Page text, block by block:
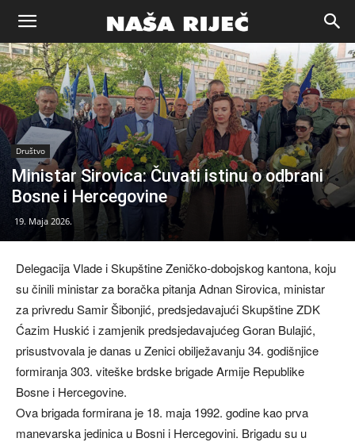
Naša
riječ
Zenica
Društvo
Ministar Sirovica: Čuvati istinu o odbrani
Bosne i Hercegovine
19. Maja 2026.
Delegacija Vlade i Skupštine Zeničko-dobojskog kantona, koju
su činili ministar za boračka pitanja Adnan Sirovica, ministar
za privredu Samir Šibonjić, predsjedavajući Skupštine ZDK
Ćazim Huskić i zamjenik predsjedavajućeg Goran Bulajić,
prisustvovala je danas u Zenici obilježavanju 34. godišnjice
formiranja 303. viteške brdske brigade Armije Republike
Bosne i Hercegovine.
Ova brigada formirana je 18. maja 1992. godine kao prva
manevarska jedinica u Bosni i Hercegovini. Brigadu su u